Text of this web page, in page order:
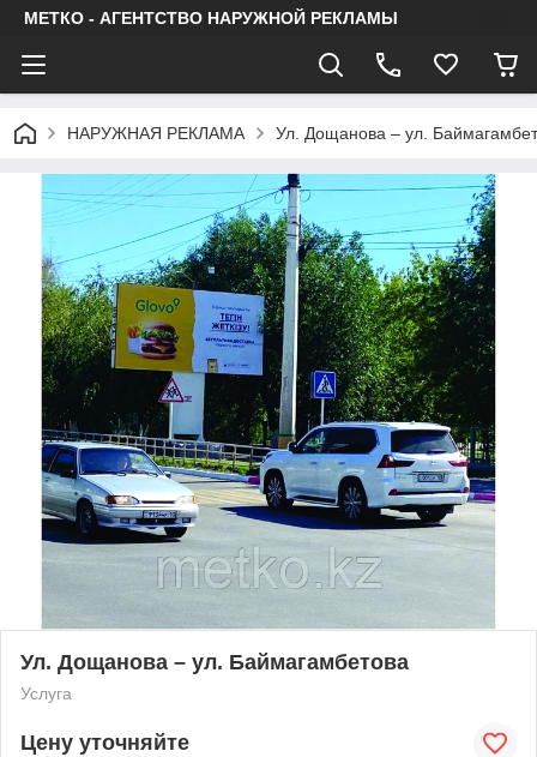
МЕТКО - АГЕНТСТВО НАРУЖНОЙ РЕКЛАМЫ
НАРУЖНАЯ РЕКЛАМА Ул. Дощанова – ул.
Ул. Дощанова – ул. Баймагамбетова
Услуга
Цену уточняйте